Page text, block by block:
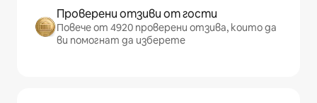
Проверени отзиви от гости
Повече от 4920 проверени отзива, които да
ви помогнат да изберете